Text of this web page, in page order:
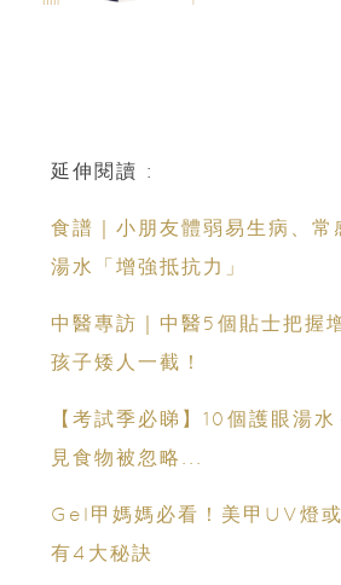
延伸閱讀 :
食譜｜小朋友體弱易生病、常
湯水「增強抵抗力」
中醫專訪｜中醫5個貼士把握
孩子矮人一截！
【考試季必睇】10個護眼湯
見食物被忽略...
Gel甲媽媽必看！美甲UV燈
有4大秘訣